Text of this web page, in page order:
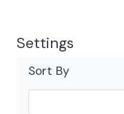
Settings
Sort By